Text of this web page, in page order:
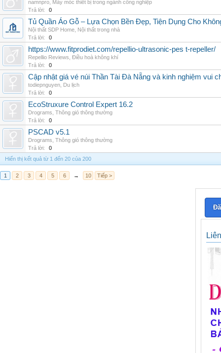
namnpro Máy móc thiết bị trong ngành công nghiệp
Trả lời:
0
Tủ Quần Áo Gỗ – Lựa Chọn Bền Đẹp, Tiện Dụng Cho
Nội thất SDP Home Nội thất trong nhà
Trả lời:
0
https://www.fitprodiet.com/repellio-ultrasonic-pes t-repeller/
Repellio Reviews Điều hoà không khí
Trả lời:
0
Cập nhật giá vé núi Thần Tài Đà Nẵng và kinh nghiệm vui
todiepnguyen Du lịch
Trả lời:
0
EcoStruxure Control Expert 16.2
Drograms Thông gió thông thường
Trả lời:
0
PSCAD v5.1
Drograms Thông gió thông thường
Trả lời:
0
Hiển thị kết quả từ 1 đến 20 của 200
1 2 3 4 5 6 → 10 Tiếp >